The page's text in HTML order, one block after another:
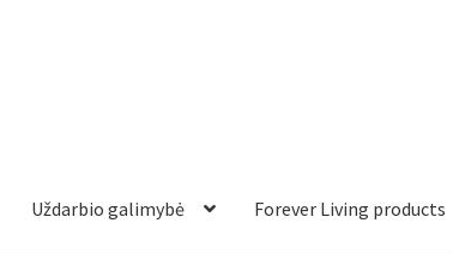
Uždarbio galimybė Forever Living products